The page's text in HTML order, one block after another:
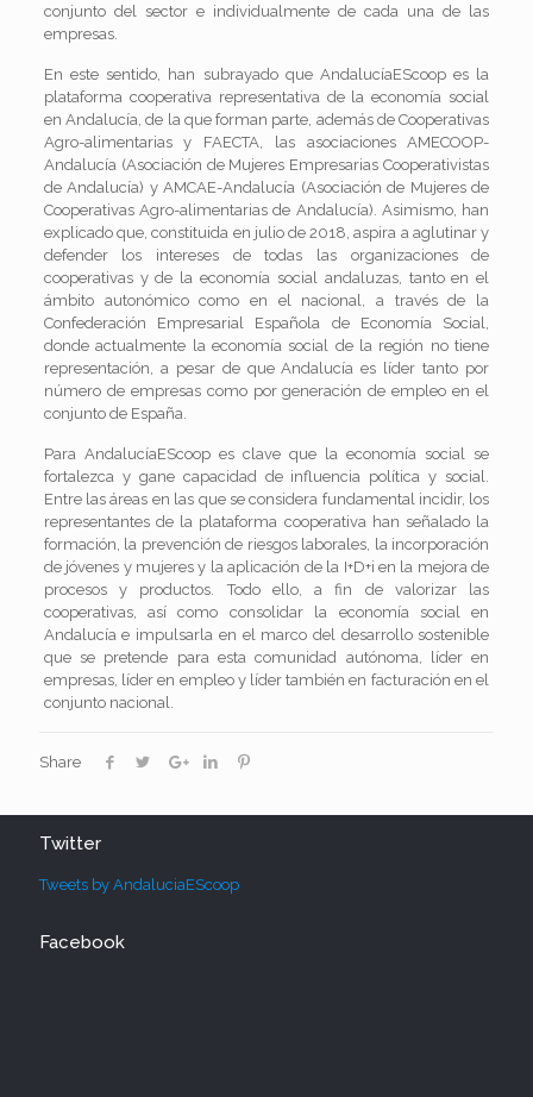
conjunto del sector e individualmente de cada una de las
empresas.
En este sentido, han subrayado que AndalucíaEScoop es la
plataforma cooperativa representativa de la economía social
en Andalucía, de la que forman parte, además de Cooperativas
Agro-alimentarias y FAECTA, las asociaciones AMECOOP-
Andalucía (Asociación de Mujeres Empresarias Cooperativistas
de Andalucía) y AMCAE-Andalucía (Asociación de Mujeres de
Cooperativas Agro-alimentarias de Andalucía). Asimismo, han
explicado que, constituida en julio de 2018, aspira a aglutinar y
defender los intereses de todas las organizaciones de
cooperativas y de la economía social andaluzas, tanto en el
ámbito autonómico como en el nacional, a través de la
Confederación Empresarial Española de Economía Social,
donde actualmente la economía social de la región no tiene
representación, a pesar de que Andalucía es líder tanto por
número de empresas como por generación de empleo en el
conjunto de España.
Para AndalucíaEScoop es clave que la economía social se
fortalezca y gane capacidad de influencia política y social.
Entre las áreas en las que se considera fundamental incidir, los
representantes de la plataforma cooperativa han señalado la
formación, la prevención de riesgos laborales, la incorporación
de jóvenes y mujeres y la aplicación de la I+D+i en la mejora de
procesos y productos. Todo ello, a fin de valorizar las
cooperativas, así como consolidar la economía social en
Andalucía e impulsarla en el marco del desarrollo sostenible
que se pretende para esta comunidad autónoma, líder en
empresas, líder en empleo y líder también en facturación en el
conjunto nacional.
Share
Twitter
Tweets by AndaluciaEScoop
Facebook